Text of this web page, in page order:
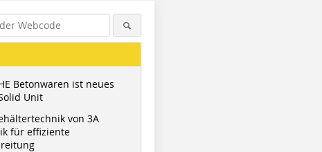
Betonwaren ist neues
Unit
von 3A
für effiziente